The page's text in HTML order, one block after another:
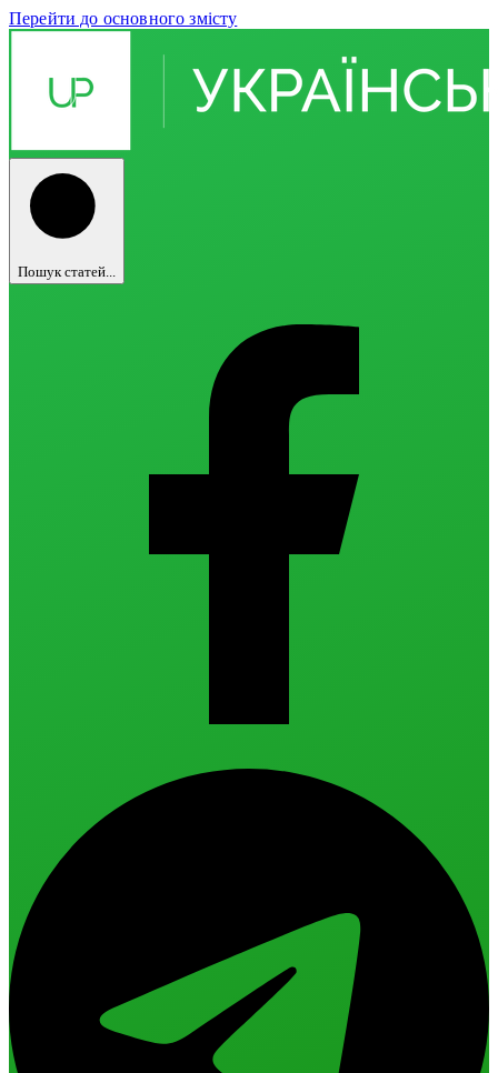
Перейти до основного змісту
Пошук статей...